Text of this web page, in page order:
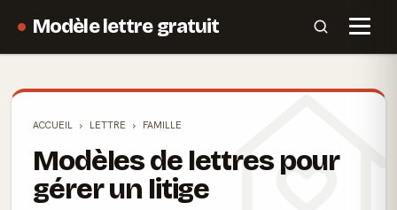
Modèle lettre gratuit
ACCUEIL LETTRE FAMILLE
Modèles de lettres pour
gérer un litige